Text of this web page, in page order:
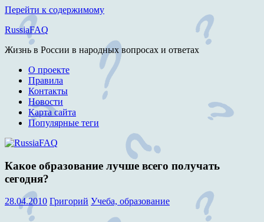
Перейти к содержимому
RussiaFAQ
Жизнь в России в народных вопросах и ответах
О проекте
Правила
Контакты
Новости
Карта сайта
Популярные теги
Какое образование лучше всего получать
сегодня?
28.04.2010 Григорий Учеба, образование